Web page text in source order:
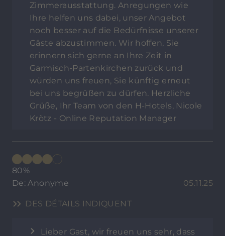
Zimmerausstattung. Anregungen wie
Ihre helfen uns dabei, unser Angebot
noch besser auf die Bedürfnisse unserer
Gäste abzustimmen. Wir hoffen, Sie
erinnern sich gerne an Ihre Zeit in
Garmisch-Partenkirchen zurück und
würden uns freuen, Sie künftig erneut
bei uns begrüßen zu dürfen. Herzliche
Grüße, Ihr Team von den H-Hotels, Nicole
Krötz - Online Reputation Manager
80%
De: Anonyme
05.11.25
DES DÉTAILS INDIQUENT
Lieber Gast, wir freuen uns sehr, dass